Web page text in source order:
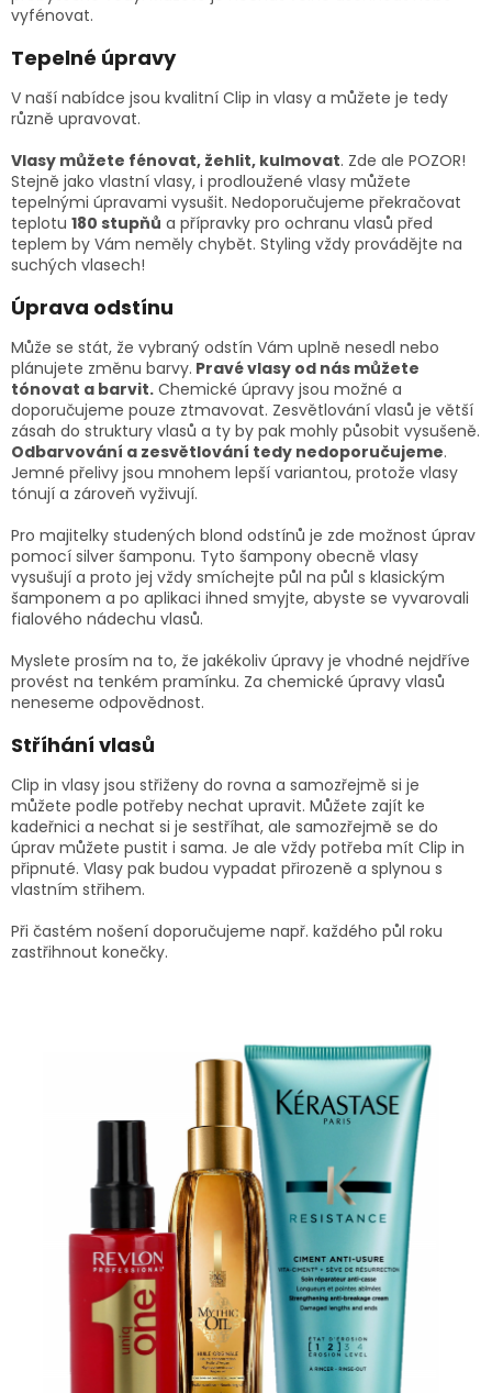
vyfénovat.
Tepelné úpravy
V naší nabídce jsou kvalitní Clip in vlasy a můžete je tedy
různě upravovat.
Vlasy můžete fénovat, žehlit, kulmovat. Zde ale POZOR!
Stejně jako vlastní vlasy, i prodloužené vlasy můžete
tepelnými úpravami vysušit. Nedoporučujeme překračovat
teplotu 180 stupňů a přípravky pro ochranu vlasů před
teplem by Vám neměly chybět. Styling vždy provádějte na
suchých vlasech!
Úprava odstínu
Může se stát, že vybraný odstín Vám uplně nesedl nebo
plánujete změnu barvy. Pravé vlasy od nás můžete
tónovat a barvit. Chemické úpravy jsou možné a
doporučujeme pouze ztmavovat. Zesvětlování vlasů je větší
zásah do struktury vlasů a ty by pak mohly působit vysušeně.
Odbarvování a zesvětlování tedy nedoporučujeme.
Jemné přelivy jsou mnohem lepší variantou, protože vlasy
tónují a zároveň vyživují.
Pro majitelky studených blond odstínů je zde možnost úprav
pomocí silver šamponu. Tyto šampony obecně vlasy
vysušují a proto jej vždy smíchejte půl na půl s klasickým
šamponem a po aplikaci ihned smyjte, abyste se vyvarovali
fialového nádechu vlasů.
Myslete prosím na to, že jakékoliv úpravy je vhodné nejdříve
provést na tenkém pramínku. Za chemické úpravy vlasů
neneseme odpovědnost.
Stříhání vlasů
Clip in vlasy jsou střiženy do rovna a samozřejmě si je
můžete podle potřeby nechat upravit. Můžete zajít ke
kadeřnici a nechat si je sestříhat, ale samozřejmě se do
úprav můžete pustit i sama. Je ale vždy potřeba mít Clip in
připnuté. Vlasy pak budou vypadat přirozeně a splynou s
vlastním střihem.
Při častém nošení doporučujeme např. každého půl roku
zastřihnout konečky.